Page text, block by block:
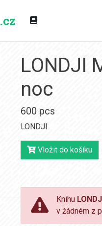
.cz
LONDJI
noc
600 pcs
LONDJI
Vložit do košíku
Knihu
v žádném z